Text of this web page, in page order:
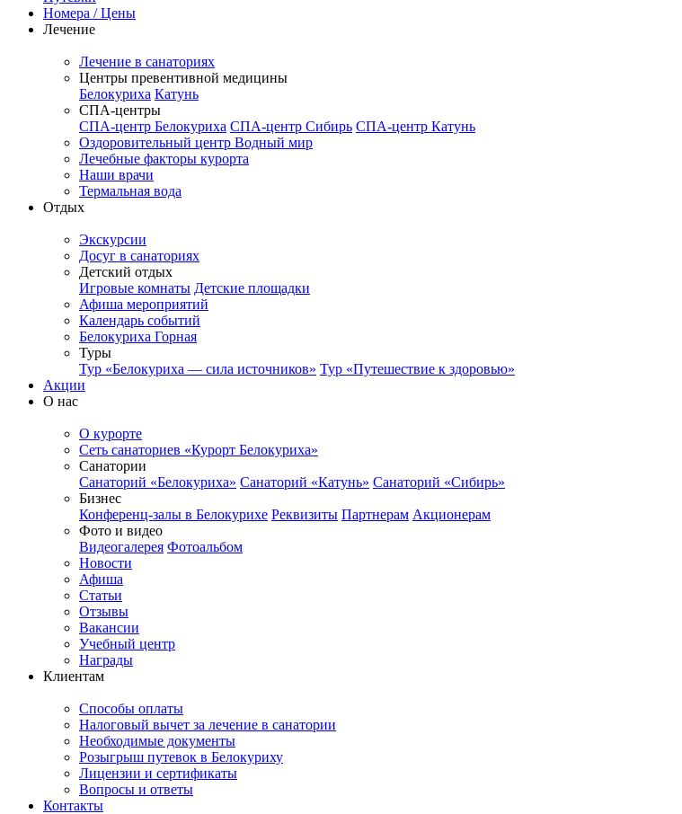
Номера / Цены
Лечение
Лечение в санаториях
Центры превентивной медицины
Белокуриха Катунь
СПА-центры
СПА-центр Белокуриха СПА-центр Сибирь СПА-центр Катунь
Оздоровительный центр Водный мир
Лечебные факторы курорта
Наши врачи
Термальная вода
Отдых
Экскурсии
Досуг в санаториях
Детский отдых
Игровые комнаты Детские площадки
Афиша мероприятий
Календарь событий
Белокуриха Горная
Туры
Тур «Белокуриха — сила источников» Тур «Путешествие к здоровью»
Акции
О нас
О курорте
Сеть санаториев «Курорт Белокуриха»
Санатории
Санаторий «Белокуриха» Санаторий «Катунь» Санаторий «Сибирь»
Бизнес
Конференц-залы в Белокурихе Реквизиты Партнерам Акционерам
Фото и видео
Видеогалерея Фотоальбом
Новости
Афиша
Статьи
Отзывы
Вакансии
Учебный центр
Награды
Клиентам
Способы оплаты
Налоговый вычет за лечение в санатории
Необходимые документы
Розыгрыш путевок в Белокуриху
Лицензии и сертификаты
Вопросы и ответы
Контакты